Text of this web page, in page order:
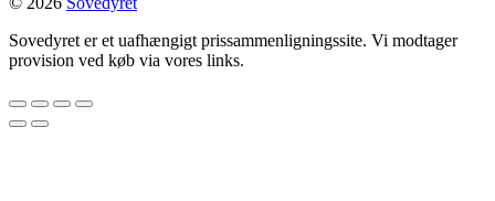
Sovedyret er et uafhængigt prissammenligningssite. Vi modtager
provision ved køb via vores links.